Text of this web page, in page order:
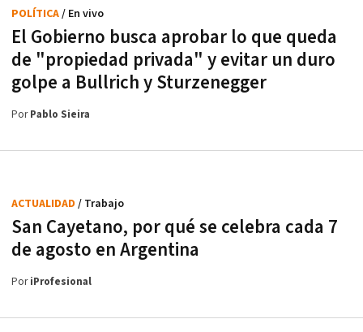
El Gobierno busca aprobar lo que queda
de "propiedad privada" y evitar un duro
golpe a Bullrich y Sturzenegger
POLÍTICA/ En vivo
PorPablo Sieira
San Cayetano, por qué se celebra cada 7
de agosto en Argentina
ACTUALIDAD / Trabajo
PoriProfesional